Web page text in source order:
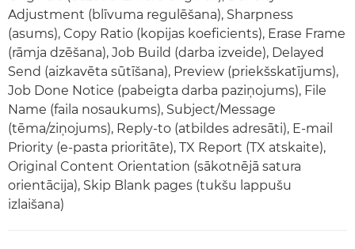
Adjustment (blīvuma regulēšana), Sharpness
(asums), Copy Ratio (kopijas koeficients), Erase Frame
(rāmja dzēšana), Job Build (darba izveide), Delayed
Send (aizkavēta sūtīšana), Preview (priekšskatījums),
Job Done Notice (pabeigta darba paziņojums), File
Name (faila nosaukums), Subject/Message
(tēma/ziņojums), Reply-to (atbildes adresāti), E-mail
Priority (e-pasta prioritāte), TX Report (TX atskaite),
Original Content Orientation (sākotnējā satura
orientācija), Skip Blank pages (tukšu lappušu
izlaišana)